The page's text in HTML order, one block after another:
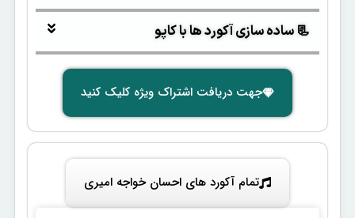
📃 ساده سازی آکورد ها با کاپو
جهت دریافت اشتراک ویژه کلیک کنید
تمام آکورد های احسان خواجه امیری